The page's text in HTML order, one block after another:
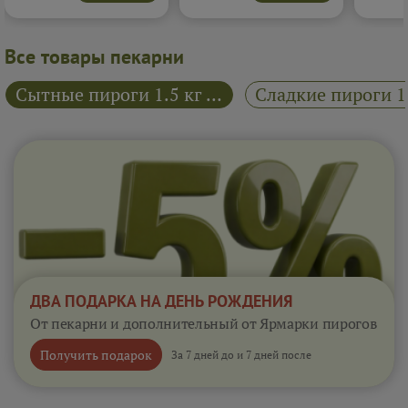
Все товары пекарни
Сытные пироги 1.5 кг "Райский пирожок"
ДВА ПОДАРКА НА ДЕНЬ РОЖДЕНИЯ
От пекарни и дополнительный от Ярмарки пирогов
Получить подарок За 7 дней до и 7 дней после